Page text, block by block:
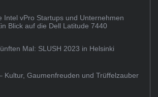
Intel vPro Startups und Unternehmen
Blick auf die Dell Latitude 7440
Mal: SLUSH 2023 in Helsinki
Kultur, Gaumenfreuden und Trüffelzauber